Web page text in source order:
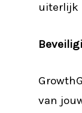
uiterlijk
van